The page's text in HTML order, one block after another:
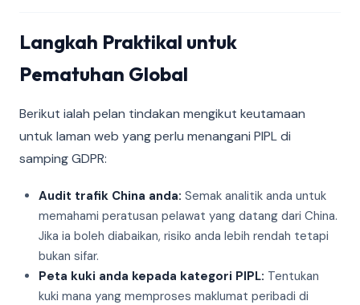
Langkah Praktikal untuk
Pematuhan Global
Berikut ialah pelan tindakan mengikut keutamaan
untuk laman web yang perlu menangani PIPL di
samping GDPR:
Audit trafik China anda: Semak analitik anda untuk
memahami peratusan pelawat yang datang dari China.
Jika ia boleh diabaikan, risiko anda lebih rendah tetapi
bukan sifar.
Peta kuki anda kepada kategori PIPL: Tentukan
kuki mana yang memproses maklumat peribadi di